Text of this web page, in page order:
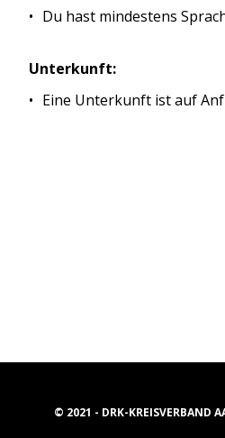
Du hast mindestens
Unterkunft:
Eine Unterkunft ist auf
© 2021 - DRK-KREISVERBAND